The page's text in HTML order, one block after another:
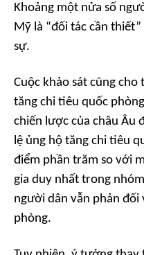
Khoảng một nửa số
Mỹ là “đối tác cần
sự.
Cuộc khảo sát cũng
tăng chi tiêu quốc
chiến lược của châu Âu
lệ ủng hộ tăng chi tiêu
điểm phần trăm so với
gia duy nhất trong
người dân vẫn phản đối
phòng.